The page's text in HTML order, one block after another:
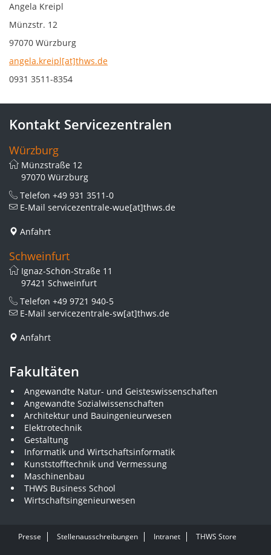
Angela Kreipl
Münzstr. 12
97070 Würzburg
angela.kreipl[at]thws.de
0931 3511-8354
Kontakt Servicezentralen
Würzburg
Münzstraße 12
97070 Würzburg
Telefon +49 931 3511-0
E-Mail servicezentrale-wue[at]thws.de
Anfahrt
Schweinfurt
Ignaz-Schön-Straße 11
97421 Schweinfurt
Telefon +49 9721 940-5
E-Mail servicezentrale-sw[at]thws.de
Anfahrt
Fakultäten
Angewandte Natur- und Geisteswissenschaften
Angewandte Sozialwissenschaften
Architektur und Bauingenieurwesen
Elektrotechnik
Gestaltung
Informatik und Wirtschaftsinformatik
Kunststofftechnik und Vermessung
Maschinenbau
THWS Business School
Wirtschaftsingenieurwesen
Presse Stellenausschreibungen Intranet THWS Store